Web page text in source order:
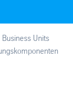
Business Units